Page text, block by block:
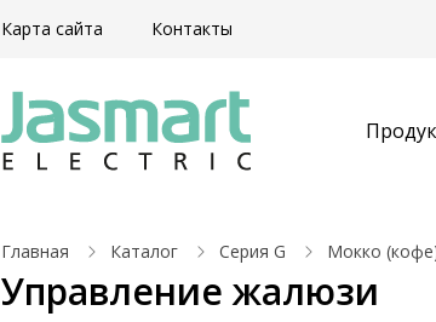
Карта сайта Контакты
Главная Каталог Серия G Мокко
Управление жалюзи